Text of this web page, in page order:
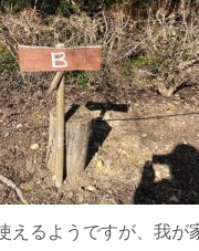
えるようですが、我が